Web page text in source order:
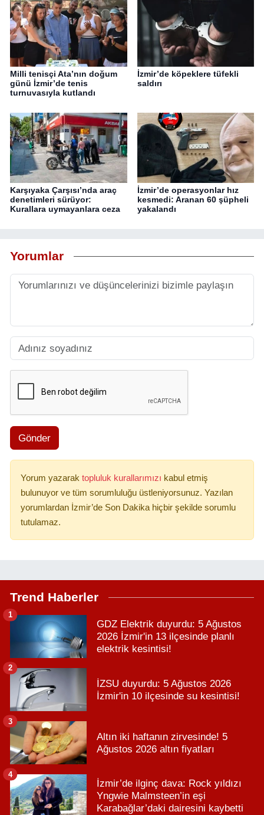
Milli tenisçi Ata’nın doğum
günü İzmir’de tenis
turnuvasıyla kutlandı
İzmir’de köpeklere tüfekli
saldırı
Karşıyaka Çarşısı’nda araç
denetimleri sürüyor:
Kurallara uymayanlara ceza
İzmir’de operasyonlar hız
kesmedi: Aranan 60 şüpheli
yakalandı
Yorumlar
Gönder
Yorum yazarak topluluk kurallarımızı kabul etmiş
bulunuyor ve tüm sorumluluğu üstleniyorsunuz. Yazılan
yorumlardan İzmir’de Son Dakika hiçbir şekilde sorumlu
tutulamaz.
Trend Haberler
GDZ Elektrik duyurdu: 5 Ağustos
2026 İzmir'in 13 ilçesinde planlı
elektrik kesintisi!
1
İZSU duyurdu: 5 Ağustos 2026
İzmir'in 10 ilçesinde su kesintisi!
2
Altın iki haftanın zirvesinde! 5
Ağustos 2026 altın fiyatları
3
İzmir’de ilginç dava: Rock yıldızı
Yngwie Malmsteen’in eşi
Karabağlar’daki dairesini kaybetti
4